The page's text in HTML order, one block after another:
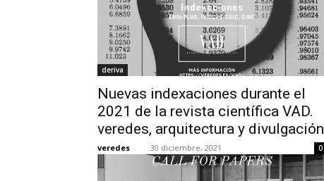
deriva
Nuevas indexaciones durante el
2021 de la revista científica VAD.
veredes, arquitectura y divulgación
veredes - 30 diciembre, 2021 0